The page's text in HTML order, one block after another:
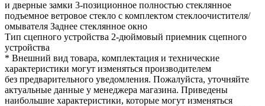
и дверные замки 3-позиционное полностью стеклянное
подъемное ветровое стекло с комплектом стеклоочистителя/
омывателя Заднее стеклянное окно
Тип сцепного устройства 2-дюймовый приемник сцепного
устройства
* Внешний вид товара, комплектация и технические
характеристики могут изменяться производителем
без предварительного уведомления. Пожалуйста, уточняйте
актуальные данные у менеджера магазина. Приведены
наибольшие характеристики, которые могут изменяться